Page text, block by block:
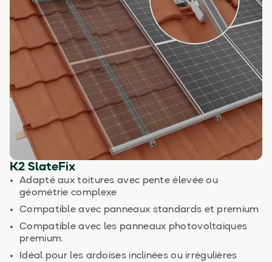
K2 SlateFix
Adapté aux toitures avec pente élevée ou
géométrie complexe
Compatible avec panneaux standards et premium
Compatible avec les panneaux photovoltaïques
premium.
Idéal pour les ardoises inclinées ou irrégulières